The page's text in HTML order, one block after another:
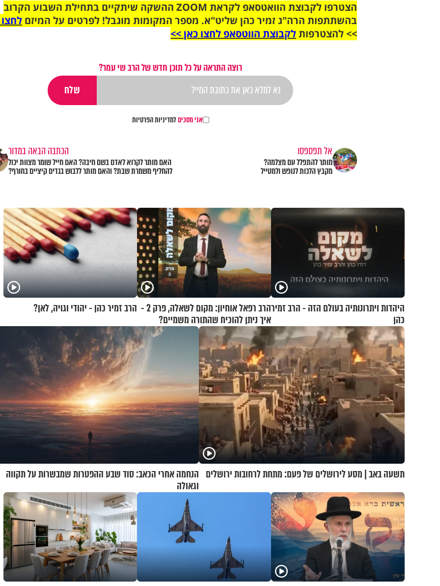
הצטרפו לקבוצת הוואטסאפ לקראת ZOOM ההשקה שיתקיים בתחילת השבוע הקרוב
בהשתתפות הרה"ג זמיר כהן שליט"א. מספר המקומות מוגבל! לפרטים על המיזם
>> להצטרפותלקבוצת הווטסאפ לחצו כאן >>
רוצה התראה על כל תוכן חדש של הרב שי עמר?
אני מסכיםלמדיניות הפרטיות
אל תפספסו
מותר להתפלל עם מצלמה?
מקבץ הלכות לנופש ולמטייל
הכתבה הבאה במדור
האם מותר לקרוא לאדם בשם חיבה? האם חייל שומר מצוות יכול
להחליף משמרת שבת? והאם מותר ללבוש בגדים קיציים בחורף?
היהדות ויתרונותיה בעולם הזה - הרב זמיר
כהן
הרב רפאל אוחיון: מקום לשאלה, פרק 2 -
איך ניתן להוכיח שהתורה משמיים?
הרב זמיר כהן - יהודי וגויה, לאן?
תשעה באב | מסע לירושלים של פעם: מתחת לרחובות ירושלים הנחמה אחרי הכאב: סוד שבע ההפטרות שמבשרות על תקווה
וגאולה